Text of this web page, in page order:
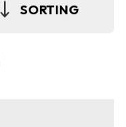
SORTING